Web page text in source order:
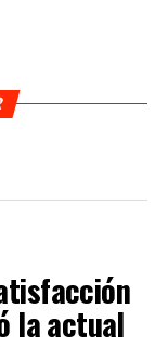
la actual